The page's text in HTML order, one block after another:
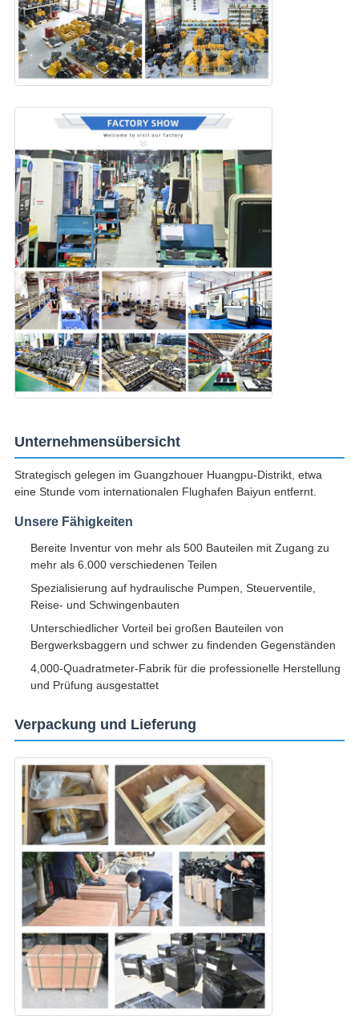
Unternehmensübersicht
Strategisch gelegen im Guangzhouer Huangpu-Distrikt, etwa
eine Stunde vom internationalen Flughafen Baiyun entfernt.
Unsere Fähigkeiten
Bereite Inventur von mehr als 500 Bauteilen mit Zugang zu
mehr als 6.000 verschiedenen Teilen
Spezialisierung auf hydraulische Pumpen, Steuerventile,
Reise- und Schwingenbauten
Unterschiedlicher Vorteil bei großen Bauteilen von
Bergwerksbaggern und schwer zu findenden Gegenständen
4,000-Quadratmeter-Fabrik für die professionelle Herstellung
und Prüfung ausgestattet
Verpackung und Lieferung